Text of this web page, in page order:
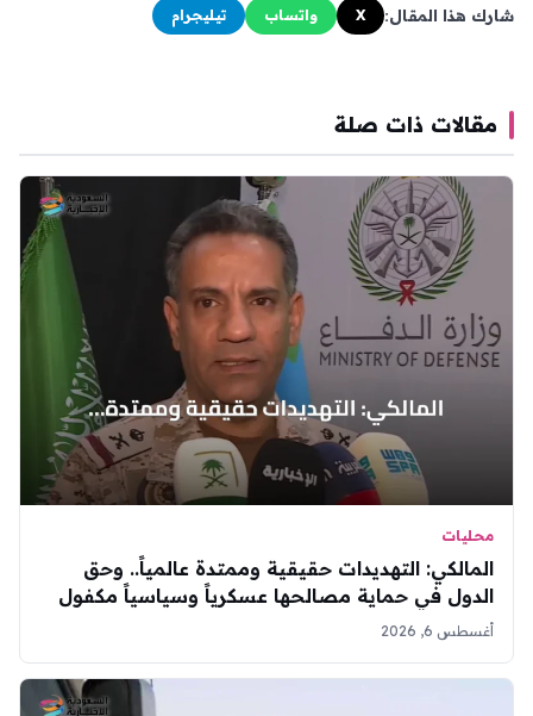
شارك هذا المقال: X واتساب تيليجرام
مقالات ذات صلة
محليات
المالكي: التهديدات حقيقية وممتدة عالمياً.. وحق
الدول في حماية مصالحها عسكرياً وسياسياً مكفول
أغسطس 6, 2026